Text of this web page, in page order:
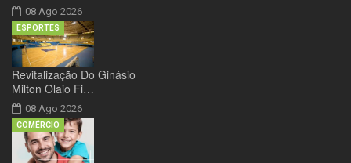
08 Ago 2026
Revitalização Do Ginásio
Milton Olaio Fi…
08 Ago 2026
ESPORTES
COMÉRCIO